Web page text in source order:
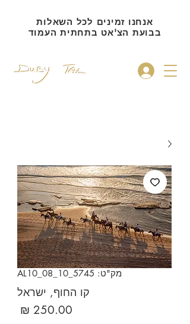
אנחנו זמינים לכל השאלות
בבועת הצ'אט בתחתית העמוד
מק"ט: AL10_08_10_5745
קו החוף, ישראל